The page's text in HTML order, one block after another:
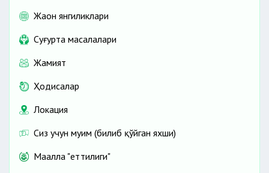
Жаҳон янгиликлари
Cуғурта масалалари
Жамият
Ҳодисалар
Локация
Сиз учун муҳим (билиб қўйган яхши)
Маҳалла "еттилиги"